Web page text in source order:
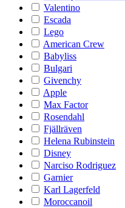
Valentino
Escada
Lego
American Crew
Babyliss
Bulgari
Givenchy
Apple
Max Factor
Rosendahl
Fjällräven
Helena Rubinstein
Disney
Narciso Rodriguez
Garnier
Karl Lagerfeld
Moroccanoil